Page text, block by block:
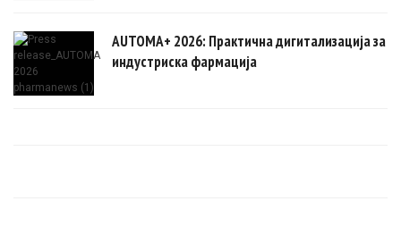
AUTOMA+ 2026: Практична дигитализација за
индустриска фармација